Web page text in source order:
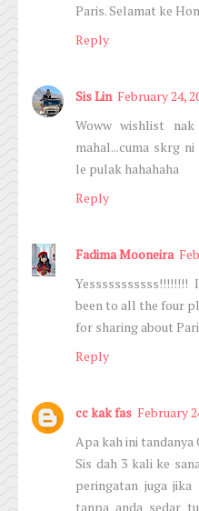
Paris. Selamat ke
Reply
Sis Lin February 24,
Woww wishlist
mahal...cuma skrg
le pulak hahahaha
Reply
Fadima Mooneira
been to all the four
for sharing about
Reply
cc kak fas February
Apa kah ini tandanya
Sis dah 3 kali ke
peringatan juga jika
tanpa anda sedar